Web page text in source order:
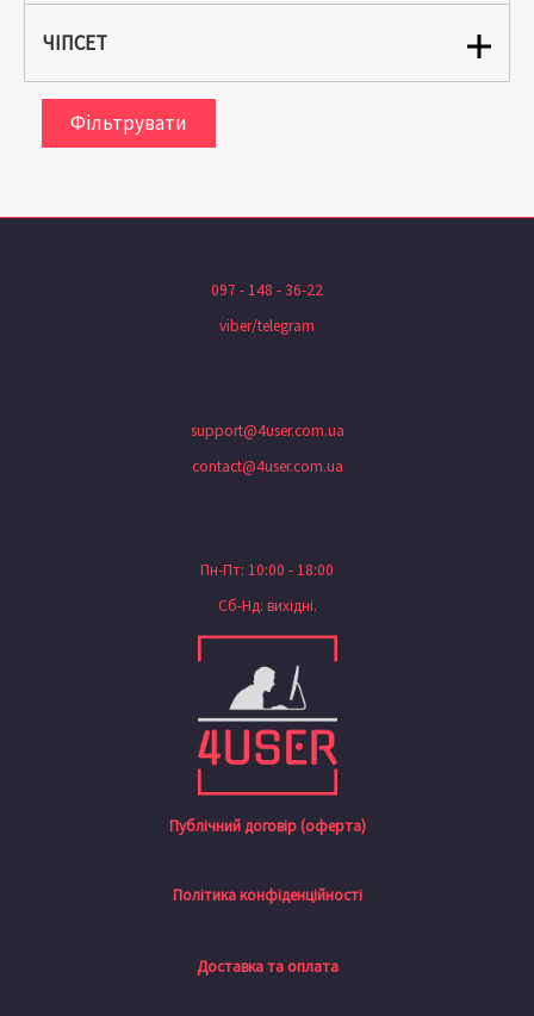
ЧІПСЕТ
Фільтрувати
097 - 148 - 36-22
viber/telegram
support@4user.com.ua
contact@4user.com.ua
Пн-Пт: 10:00 - 18:00
Сб-Нд: вихідні.
Публічний договір (оферта)
Політика конфіденційності
Доставка та оплата